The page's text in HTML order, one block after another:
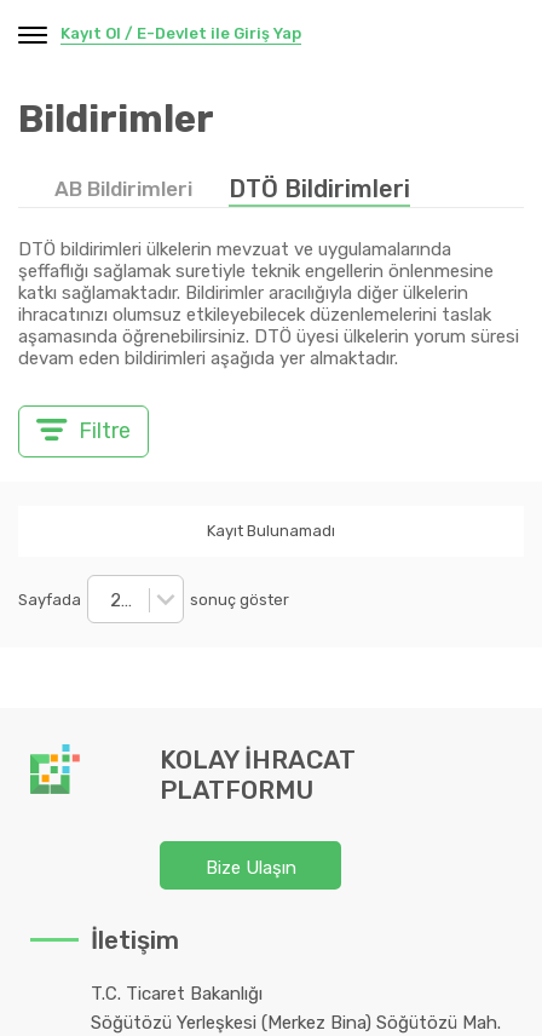
Kayıt Ol / E-Devlet ile Giriş Yap
Bildirimler
AB Bildirimleri DTÖ Bildirimleri
DTÖ bildirimleri ülkelerin mevzuat ve uygulamalarında
şeffaflığı sağlamak suretiyle teknik engellerin önlenmesine
katkı sağlamaktadır. Bildirimler aracılığıyla diğer ülkelerin
ihracatınızı olumsuz etkileyebilecek düzenlemelerini taslak
aşamasında öğrenebilirsiniz. DTÖ üyesi ülkelerin yorum süresi
devam eden bildirimleri aşağıda yer almaktadır.
Filtre
Kayıt Bulunamadı
Sayfada 20 sonuç göster
KOLAY İHRACAT
PLATFORMU
Bize Ulaşın
İletişim
T.C. Ticaret Bakanlığı
Söğütözü Yerleşkesi (Merkez Bina) Söğütözü Mah.